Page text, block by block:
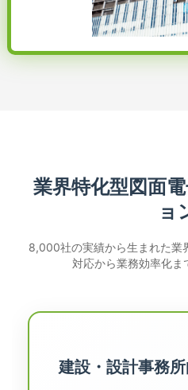
業界特化型図面
ョ
8,000社の実績から生まれた業
対応から業務効率化ま
建設・設計事務